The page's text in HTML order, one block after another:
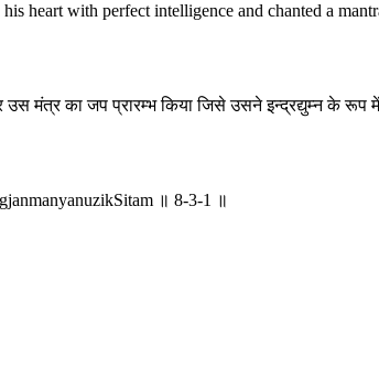
heart with perfect intelligence and chanted a
मंत्र का जप प्रारम्भ किया जिसे उसने इन्द्रद्युम्न के
॥ 8-3-1 ॥